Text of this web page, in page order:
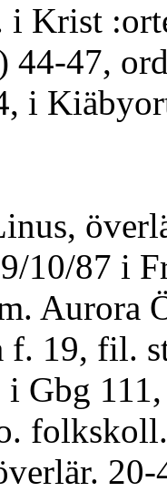
i Krist
44-47,
i
10/87 i
Aurora
f. 19, fil.
111,
20-